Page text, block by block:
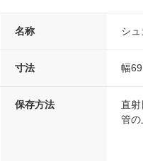
名称 シ
寸法 幅
保存方法
直射
管の